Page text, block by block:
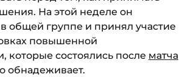
На этой неделе он
общей группе и принял участие
повышенной
которые состоялись после матча
обнадеживает.